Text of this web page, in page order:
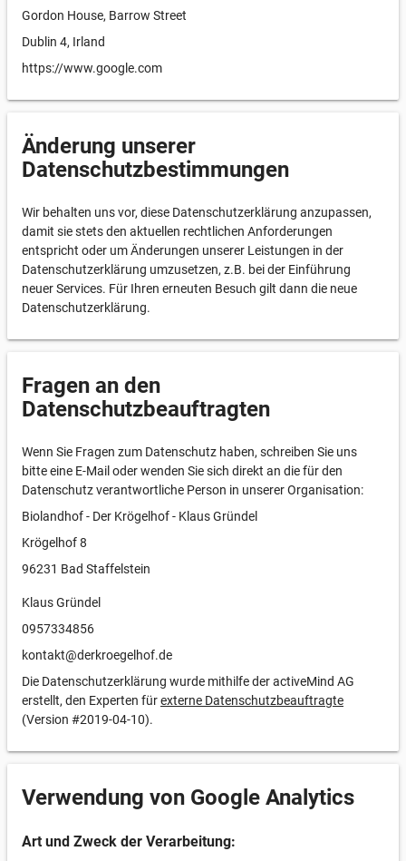
Gordon House, Barrow Street
Dublin 4, Irland
https://www.google.com
Änderung unserer
Datenschutzbestimmungen
Wir behalten uns vor, diese Datenschutzerklärung anzupassen,
damit sie stets den aktuellen rechtlichen Anforderungen
entspricht oder um Änderungen unserer Leistungen in der
Datenschutzerklärung umzusetzen, z.B. bei der Einführung
neuer Services. Für Ihren erneuten Besuch gilt dann die neue
Datenschutzerklärung.
Fragen an den
Datenschutzbeauftragten
Wenn Sie Fragen zum Datenschutz haben, schreiben Sie uns
bitte eine E-Mail oder wenden Sie sich direkt an die für den
Datenschutz verantwortliche Person in unserer Organisation:
Biolandhof - Der Krögelhof - Klaus Gründel
Krögelhof 8
96231 Bad Staffelstein
Klaus Gründel
0957334856
kontakt@derkroegelhof.de
Die Datenschutzerklärung wurde mithilfe der activeMind AG
erstellt, den Experten fürexterne Datenschutzbeauftragte
(Version #2019-04-10).
Verwendung von Google Analytics
Art und Zweck der Verarbeitung: